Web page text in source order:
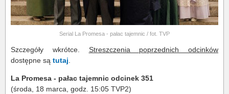
Serial La Promesa - pałac tajemnic / fot. TVP
Szczegóły wkrótce. Streszczenia poprzednich odcinków
dostępne są tutaj.
La Promesa - pałac tajemnic odcinek 351
(środa, 18 marca, godz. 15:05 TVP2)